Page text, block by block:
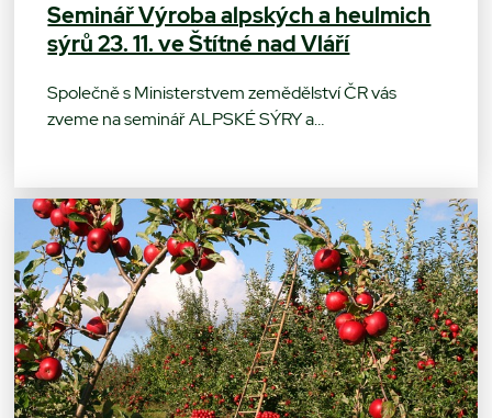
Seminář Výroba alpských a heulmich
sýrů 23. 11. ve Štítné nad Vláří
Společně s Ministerstvem zemědělství ČR vás
zveme na seminář ALPSKÉ SÝRY a…